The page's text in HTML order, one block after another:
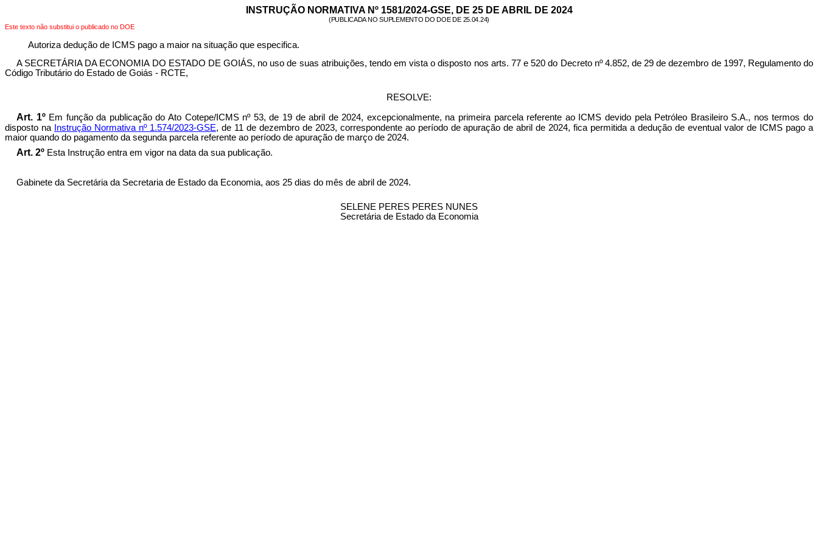
INSTRUÇÃO NORMATIVA Nº 1581/2024-GSE, DE 25 DE ABRIL DE 2024
(PUBLICADA NO SUPLEMENTO DO DOE DE 25.04.24)
Este texto não substitui o publicado no DOE
Autoriza dedução de ICMS pago a maior na situação que especifica.
A SECRETÁRIA DA ECONOMIA DO ESTADO DE GOIÁS, no uso de suas atribuições, tendo em vista o disposto nos arts. 77 e 520 do Decreto nº 4.852, de 29 de dezembro de 1997, Regulamento do
Código Tributário do Estado de Goiás - RCTE,
RESOLVE:
Art. 1º Em função da publicação do Ato Cotepe/ICMS nº 53, de 19 de abril de 2024, excepcionalmente, na primeira parcela referente ao ICMS devido pela Petróleo Brasileiro S.A., nos termos do
disposto na Instrução Normativa nº 1.574/2023-GSE, de 11 de dezembro de 2023, correspondente ao período de apuração de abril de 2024, fica permitida a dedução de eventual valor de ICMS pago a
maior quando do pagamento da segunda parcela referente ao período de apuração de março de 2024.
Art. 2º Esta Instrução entra em vigor na data da sua publicação.
Gabinete da Secretária da Secretaria de Estado da Economia, aos 25 dias do mês de abril de 2024.
SELENE PERES PERES NUNES
Secretária de Estado da Economia